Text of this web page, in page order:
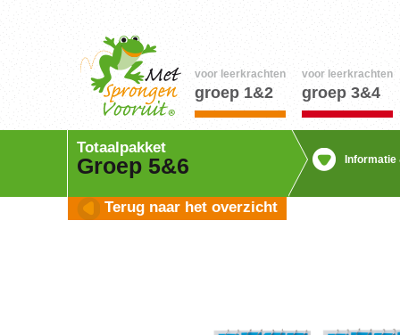
voor leerkrachten
groep 1&2
voor leerkrachten
groep 3&4
Totaalpakket
Groep 5&6
Terug naar het overzicht
Informatie